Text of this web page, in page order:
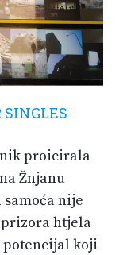
SINGLES
proicirala
Žnjanu
nije
htjela
potencijal koji